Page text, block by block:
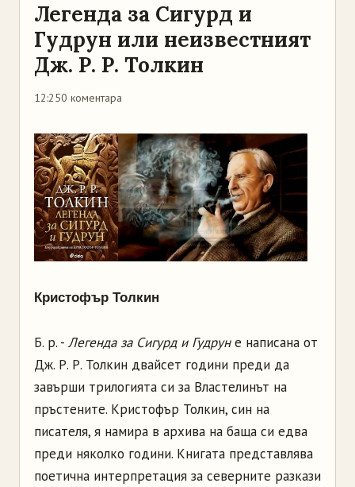
Легенда за Сигурд и
Гудрун или неизвестният
Дж. Р. Р. Толкин
12:250 коментара
Кристофър Толкин
Б. р. - Легенда за Сигурд и Гудруне написана от
Дж. Р. Р. Толкин двайсет години преди да
завърши трилогията си за Властелинът на
пръстените. Кристофър Толкин, син на
писателя, я намира в архива на баща си едва
преди няколко години. Книгата представлява
поетична интерпретация за северните разкази